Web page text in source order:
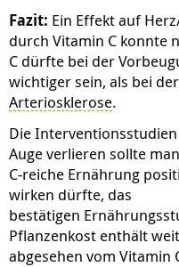
Fazit: Ein Effekt auf
durch Vitamin C konnte
C dürfte bei der
wichtiger sein, als bei
Arteriosklerose.
Die
Auge verlieren sollte
C-reiche Ernährung
wirken dürfte, das
bestätigen
Pflanzenkost enthält
abgesehen vom Vitamin